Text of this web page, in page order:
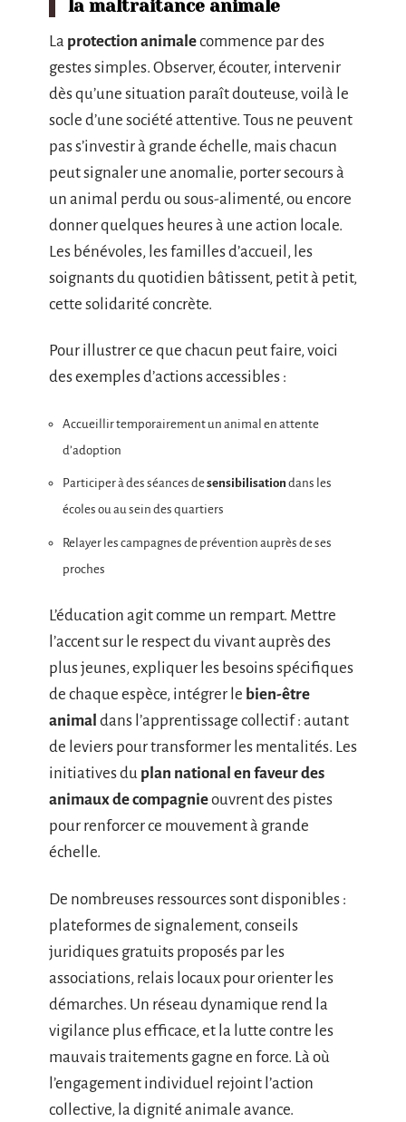
la maltraitance animale
La protection animalecommence par des
gestes simples. Observer, écouter, intervenir
dès qu’une situation paraît douteuse, voilà le
socle d’une société attentive. Tous ne peuvent
pas s’investir à grande échelle, mais chacun
peut signaler une anomalie, porter secours à
un animal perdu ou sous-alimenté, ou encore
donner quelques heures à une action locale.
Les bénévoles, les familles d’accueil, les
soignants du quotidien bâtissent, petit à petit,
cette solidarité concrète.
Pour illustrer ce que chacun peut faire, voici
des exemples d’actions accessibles :
Accueillir temporairement un animal en attente
d’adoption
Participer à des séances desensibilisation dans les
écoles ou au sein des quartiers
Relayer les campagnes de prévention auprès de ses
proches
L’éducation agit comme un rempart. Mettre
l’accent sur le respect du vivant auprès des
plus jeunes, expliquer les besoins spécifiques
de chaque espèce, intégrer le bien-être
animal dans l’apprentissage collectif : autant
de leviers pour transformer les mentalités. Les
initiatives du plan national en faveur des
animaux de compagnieouvrent des pistes
pour renforcer ce mouvement à grande
échelle.
De nombreuses ressources sont disponibles :
plateformes de signalement, conseils
juridiques gratuits proposés par les
associations, relais locaux pour orienter les
démarches. Un réseau dynamique rend la
vigilance plus efficace, et la lutte contre les
mauvais traitements gagne en force. Là où
l’engagement individuel rejoint l’action
collective, la dignité animale avance.